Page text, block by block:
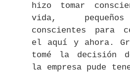
hizo tomar
vida,
conscientes para
el aquí y ahora.
tomé la decisión
la empresa pude